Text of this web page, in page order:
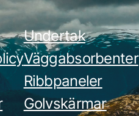
Undertak
Väggabsorbenter
Ribbpaneler
Golvskärmar